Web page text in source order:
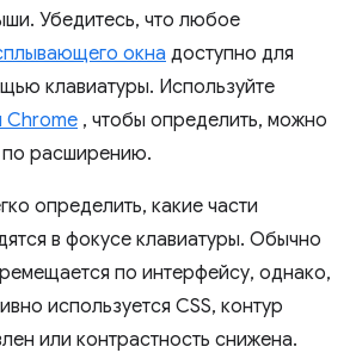
Убедитесь, что любое
окна доступно для
клавиатуры. Используйте
Chrome , чтобы определить, можно
расширению.
определить, какие части
в фокусе клавиатуры. Обычно
по интерфейсу, однако,
используется CSS, контур
или контрастность снижена.